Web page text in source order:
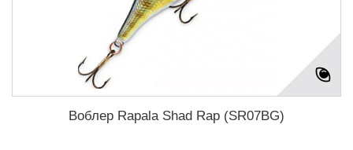
Воблер Rapala Shad Rap (SR07BG)